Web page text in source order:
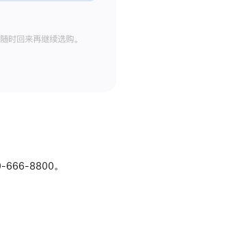
时回来再继续选购。
666-8800。